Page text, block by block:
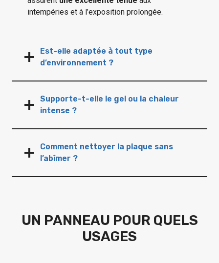
intempéries et à l’exposition prolongée.
Est-elle adaptée à tout type
d’environnement ?
Supporte-t-elle le gel ou la chaleur
intense ?
Comment nettoyer la plaque sans
l’abîmer ?
UN PANNEAU POUR QUELS
USAGES